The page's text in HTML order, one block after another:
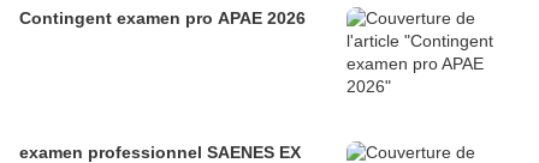
Contingent examen pro APAE 2026
examen professionnel SAENES EX